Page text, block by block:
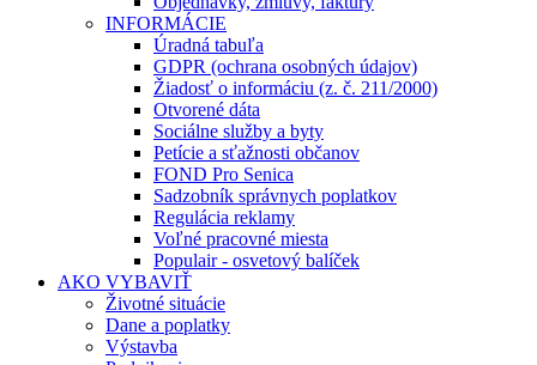
INFORMÁCIE
Úradná tabuľa
GDPR (ochrana osobných údajov)
Žiadosť o informáciu (z. č. 211/2000)
Otvorené dáta
Sociálne služby a byty
Petície a sťažnosti občanov
FOND Pro Senica
Sadzobník správnych poplatkov
Regulácia reklamy
Voľné pracovné miesta
Populair - osvetový balíček
AKO VYBAVIŤ
Životné situácie
Dane a poplatky
Výstavba